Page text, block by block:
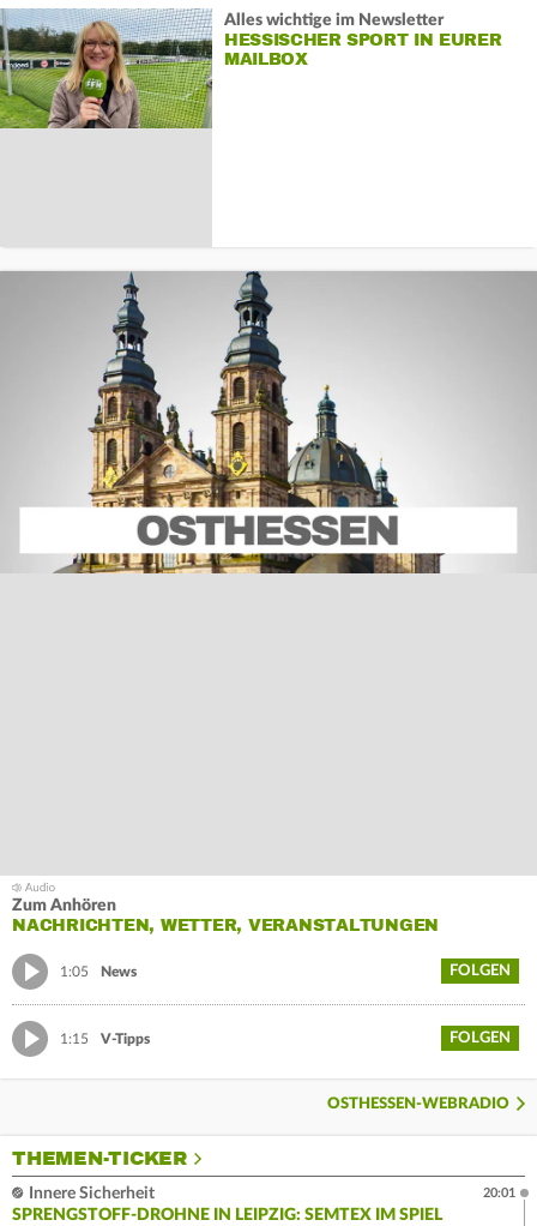
Alles wichtige im Newsletter
HESSISCHER SPORT IN EURER
MAILBOX
Zum Anhören
NACHRICHTEN, WETTER, VERANSTALTUNGEN
1:05 News FOLGEN
1:15 V-Tipps FOLGEN
OSTHESSEN-WEBRADIO
THEMEN-TICKER
Innere Sicherheit
SPRENGSTOFF-DROHNE IN LEIPZIG: SEMTEX IM SPIEL
20:01